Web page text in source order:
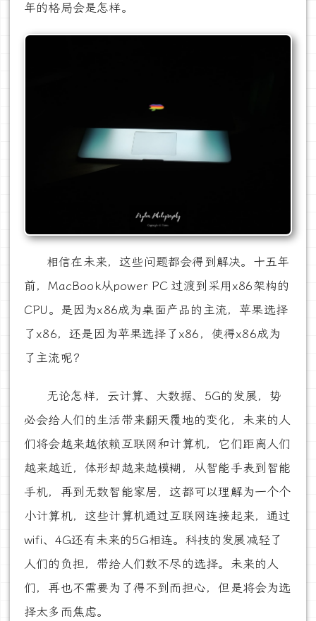
年的格局会是怎样。
相信在未来，这些问题都会得到解决。十五年
前，MacBook从power PC 过渡到采用x86架构的
CPU。是因为x86成为桌面产品的主流，苹果选择
了x86，还是因为苹果选择了x86，使得x86成为
了主流呢？
无论怎样，云计算、大数据、5G的发展，势
必会给人们的生活带来翻天覆地的变化，未来的人
们将会越来越依赖互联网和计算机，它们距离人们
越来越近，体形却越来越模糊，从智能手表到智能
手机，再到无数智能家居，这都可以理解为一个个
小计算机，这些计算机通过互联网连接起来，通过
wifi、4G还有未来的5G相连。科技的发展减轻了
人们的负担，带给人们数不尽的选择。未来的人
们，再也不需要为了得不到而担心，但是将会为选
择太多而焦虑。